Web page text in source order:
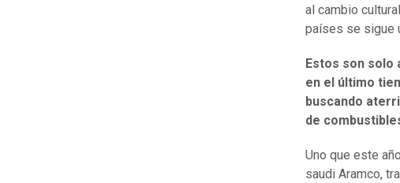
al cambio
países se sigue
Estos son solo
en el último
buscando
de
Uno que este
saudi Aramco,